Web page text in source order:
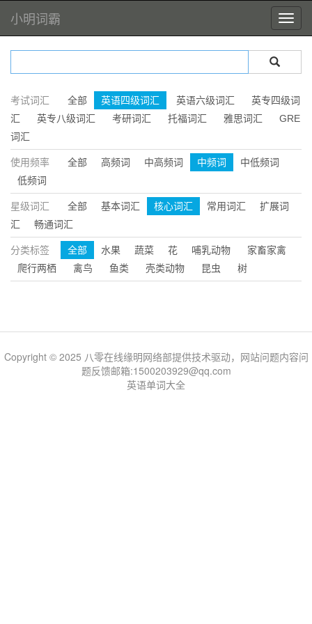
小明词霸
考试词汇 全部 英语四级词汇 英语六级词汇
英专四级词
汇
英专八级词汇 考研词汇 托福词汇 雅思词汇
GRE
词汇
使用频率 全部 高频词 中高频词 中频词
中低频词
低频词
星级词汇 全部 基本词汇 核心词汇 常用词汇
扩展词
汇
畅通词汇
分类标签 全部 水果 蔬菜 花 哺乳动物
家畜家禽
爬行两栖
禽鸟 鱼类 壳类动物 昆虫 树
Copyright © 2025 八零在线缘明网络部提供技术驱动，网站问题内容问
题反馈邮箱:1500203929@qq.com
英语单词大全